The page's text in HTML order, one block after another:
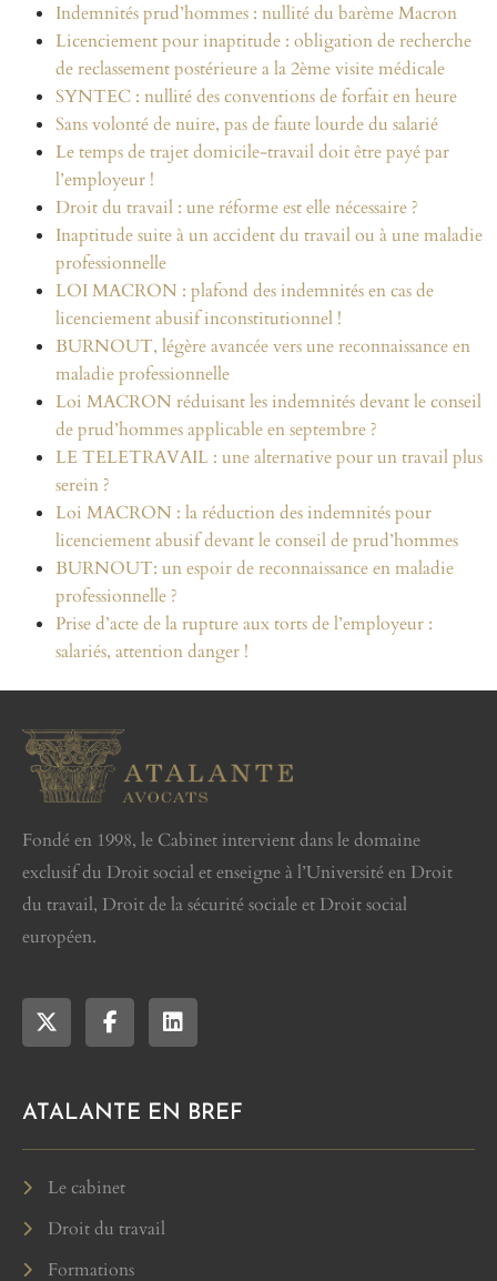
Indemnités prud’hommes : nullité du barème Macron
Licenciement pour inaptitude : obligation de recherche
de reclassement postérieure a la 2ème visite médicale
SYNTEC : nullité des conventions de forfait en heure
Sans volonté de nuire, pas de faute lourde du salarié
Le temps de trajet domicile-travail doit être payé par
l’employeur !
Droit du travail : une réforme est elle nécessaire ?
Inaptitude suite à un accident du travail ou à une maladie
professionnelle
LOI MACRON : plafond des indemnités en cas de
licenciement abusif inconstitutionnel !
BURNOUT, légère avancée vers une reconnaissance en
maladie professionnelle
Loi MACRON réduisant les indemnités devant le conseil
de prud’hommes applicable en septembre ?
LE TELETRAVAIL : une alternative pour un travail plus
serein ?
Loi MACRON : la réduction des indemnités pour
licenciement abusif devant le conseil de prud’hommes
BURNOUT: un espoir de reconnaissance en maladie
professionnelle ?
Prise d’acte de la rupture aux torts de l’employeur :
salariés, attention danger !
Fondé en 1998, le Cabinet intervient dans le domaine
exclusif du Droit social et enseigne à l’Université en Droit
du travail, Droit de la sécurité sociale et Droit social
européen.
ATALANTE EN BREF
Le cabinet
Droit du travail
Formations